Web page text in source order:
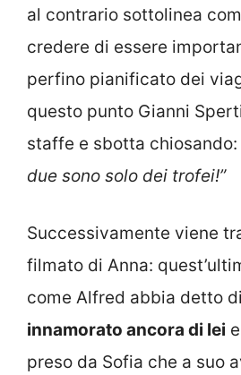
al contrario sottolinea
credere di essere
perfino pianificato dei
questo punto Gianni
staffe e sbotta chiosando:
due sono solo dei trofei!”
Successivamente viene
filmato di Anna:
come Alfred abbia detto
innamorato ancora di lei
preso da Sofia che a suo